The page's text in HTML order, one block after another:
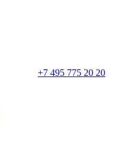
+7 495 775 20 20